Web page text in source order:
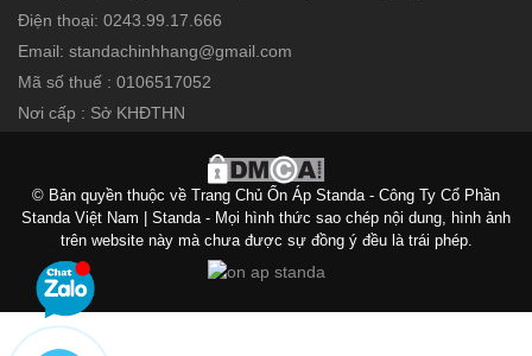
Điện thoại: 0243.99.17.666
Email: standachinhhang@gmail.com
Mã số thuế : 0106517052
Nơi cấp : Sở KHĐTHN
© Bản quyền thuộc về Trang Chủ Ổn Áp Standa - Công Ty Cổ Phần
Standa Việt Nam | Standa - Mọi hình thức sao chép nội dung, hình ảnh
trên website này mà chưa được sự đồng ý đều là trái phép.